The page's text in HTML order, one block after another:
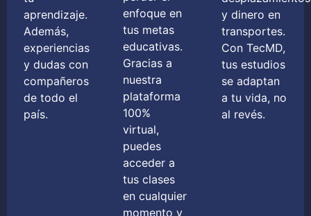
aprendizaje.
Además,
experiencias
y dudas con
compañeros
de todo el
país.
enfoque en
tus metas
educativas.
Gracias a
nuestra
plataforma
100%
virtual,
puedes
acceder a
tus clases
en cualquier
momento y
y dinero en
transportes.
Con TecMD,
tus estudios
se adaptan
a tu vida, no
al revés.